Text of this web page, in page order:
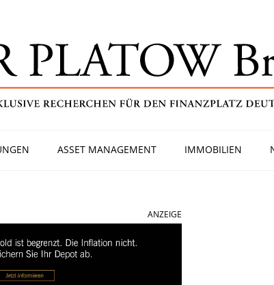
ASSET MANAGEMENT IMMOBILIEN
ANZEIGE